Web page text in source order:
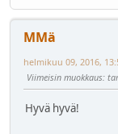
MMä
helmikuu 09, 2016,
Viimeisin muokkaus:
Hyvä hyvä!